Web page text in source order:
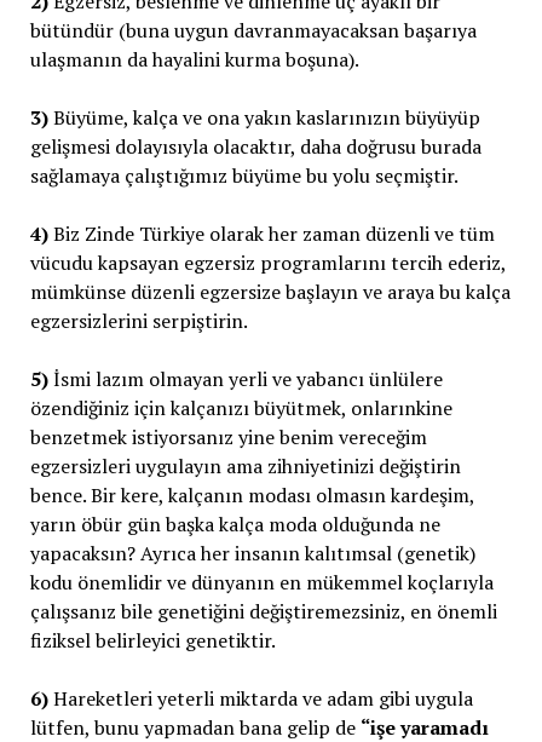
bütündür (buna uygun davranmayacaksan başarıya
ulaşmanın da hayalini kurma boşuna).
3)Büyüme, kalça ve ona yakın kaslarınızın büyüyüp
gelişmesi dolayısıyla olacaktır, daha doğrusu burada
sağlamaya çalıştığımız büyüme bu yolu seçmiştir.
4)Biz Zinde Türkiye olarak her zaman düzenli ve tüm
vücudu kapsayan egzersiz programlarını tercih ederiz,
mümkünse düzenli egzersize başlayın ve araya bu kalça
egzersizlerini serpiştirin.
5)İsmi lazım olmayan yerli ve yabancı ünlülere
özendiğiniz için kalçanızı büyütmek, onlarınkine
benzetmek istiyorsanız yine benim vereceğim
egzersizleri uygulayın ama zihniyetinizi değiştirin
bence. Bir kere, kalçanın modası olmasın kardeşim,
yarın öbür gün başka kalça moda olduğunda ne
yapacaksın? Ayrıca her insanın kalıtımsal (genetik)
kodu önemlidir ve dünyanın en mükemmel koçlarıyla
çalışsanız bile genetiğini değiştiremezsiniz, en önemli
fiziksel belirleyici genetiktir.
6)Hareketleri yeterli miktarda ve adam gibi uygula
lütfen, bunu yapmadan bana gelip de “işe yaramadı